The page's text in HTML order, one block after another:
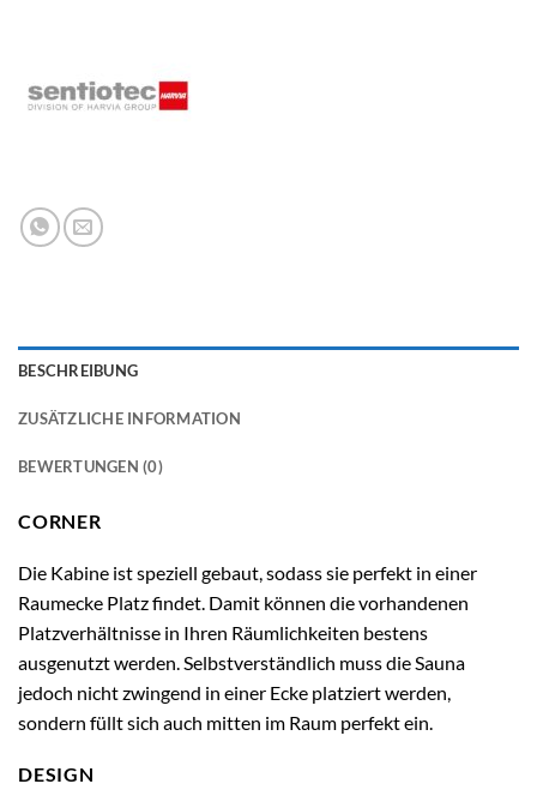
BESCHREIBUNG
ZUSÄTZLICHE INFORMATION
BEWERTUNGEN (0)
CORNER
Die Kabine ist speziell gebaut, sodass sie perfekt in einer
Raumecke Platz findet. Damit können die vorhandenen
Platzverhältnisse in Ihren Räumlichkeiten bestens
ausgenutzt werden. Selbstverständlich muss die Sauna
jedoch nicht zwingend in einer Ecke platziert werden,
sondern füllt sich auch mitten im Raum perfekt ein.
DESIGN